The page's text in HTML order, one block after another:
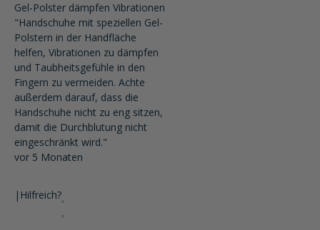
Gel-Polster dämpfen Vibrationen
"Handschuhe mit speziellen Gel-
Polstern in der Handfläche
helfen, Vibrationen zu dämpfen
und Taubheitsgefühle in den
Fingern zu vermeiden. Achte
außerdem darauf, dass die
Handschuhe nicht zu eng sitzen,
damit die Durchblutung nicht
eingeschränkt wird."
vor 5 Monaten
| Hilfreich?